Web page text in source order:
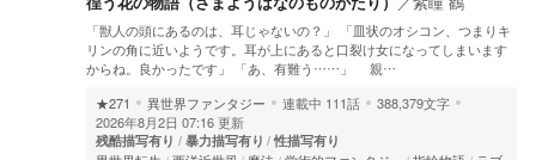
「獣人の頭にあるのは、耳じゃないの？」 「皿状のオシコン、つまりキ
リンの角に近いようです。耳が上にあると口裂け女になってしまいます
からね。良かったです」 「あ、有難う……」 親…
★271
異世界ファンタジー 連載中 111話
388,379文字
2026年8月2日 07:16 更新
残酷描写有り 暴力描写有り 性描写有り